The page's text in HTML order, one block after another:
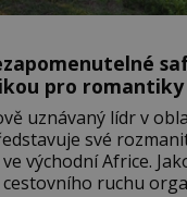
pro
uznávaný lídr v
své
východní Africe.
ruchu